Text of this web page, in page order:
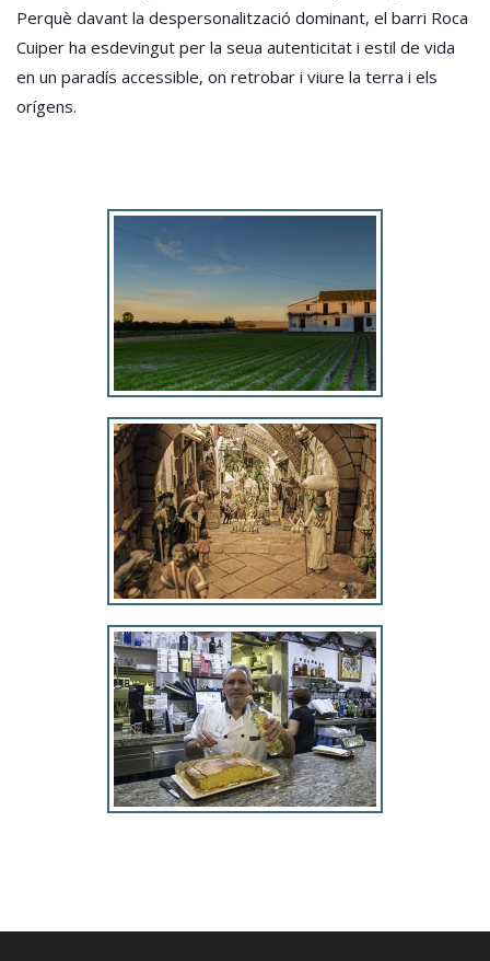
Perquè davant la despersonalització dominant, el barri Roca
Cuiper ha esdevingut per la seua autenticitat i estil de vida
en un paradís accessible, on retrobar i viure la terra i els
orígens.